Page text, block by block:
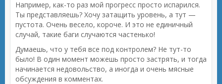
Например, как-то раз мой прогресс просто испарился.
Ты представляешь? Хочу затащить уровень, а тут —
пустота. Очень весело, короче. И это не единичный
случай, такие баги случаются частенько!
Думаешь, что у тебя все под контролем? Не тут-то
было! В один момент можешь просто застрять, и тогда
начинается недовольство, а иногда и очень мясные
обсуждения в комментах.